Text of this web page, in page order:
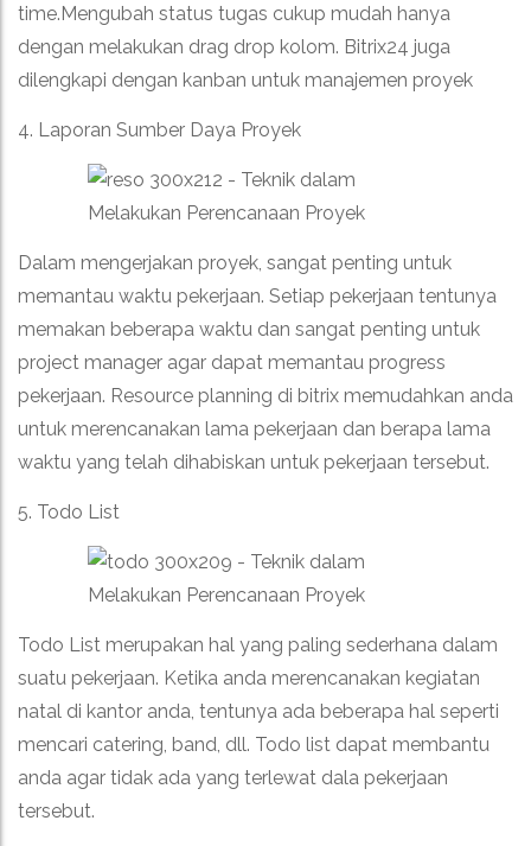
time.Mengubah status tugas cukup mudah hanya
dengan melakukan drag drop kolom. Bitrix24 juga
dilengkapi dengan kanban untuk manajemen proyek
4. Laporan Sumber Daya Proyek
Dalam mengerjakan proyek, sangat penting untuk
memantau waktu pekerjaan. Setiap pekerjaan tentunya
memakan beberapa waktu dan sangat penting untuk
project manager agar dapat memantau progress
pekerjaan. Resource planning di bitrix memudahkan anda
untuk merencanakan lama pekerjaan dan berapa lama
waktu yang telah dihabiskan untuk pekerjaan tersebut.
5. Todo List
Todo List merupakan hal yang paling sederhana dalam
suatu pekerjaan. Ketika anda merencanakan kegiatan
natal di kantor anda, tentunya ada beberapa hal seperti
mencari catering, band, dll. Todo list dapat membantu
anda agar tidak ada yang terlewat dala pekerjaan
tersebut.